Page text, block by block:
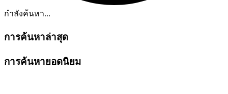
กำลังค้นหา...
การค้นหาล่าสุด
การค้นหายอดนิยม